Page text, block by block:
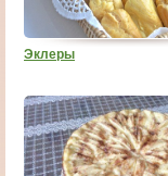
Эклеры